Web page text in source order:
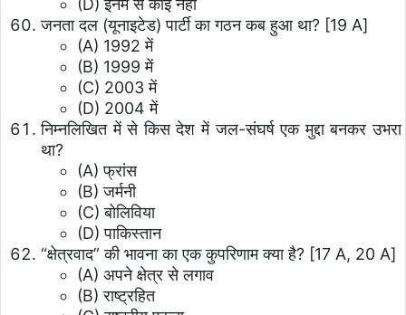
जनता दल (यूनाइटेड) पार्टी का गठन कब हुआ था? [19 A]
(A) 1992 में
(B) 1999 में
(C) 2003 में
(D) 2004 में
निम्नलिखित में से किस देश में जल-संघर्ष एक मुद्दा बनकर उभरा
था?
(A) फ्रांस
(B) जर्मनी
(C) बोलिविया
(D) पाकिस्तान
“क्षेत्रवाद” की भावना का एक कुपरिणाम क्या है? [17 A, 20 A]
(A) अपने क्षेत्र से लगाव
(B) राष्ट्रहित